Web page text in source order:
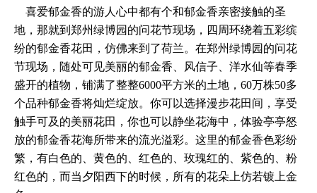
喜爱郁金香的游人心中都有个和郁金香亲密接触的圣
地，那就到郑州绿博园的问花节现场，四周环绕着五彩缤
纷的郁金香花田，仿佛来到了荷兰。在郑州绿博园的问花
节现场，随处可见美丽的郁金香、风信子、洋水仙等春季
盛开的植物，铺满了整整6000平方米的土地，60万株50多
个品种郁金香将灿烂绽放。你可以选择漫步花田间，享受
触手可及的美丽花田，你也可以静坐花海中，体验亭亭怒
放的郁金香花海所带来的流光溢彩。这里的郁金香色彩纷
繁，有白色的、黄色的、红色的、玫瑰红的、紫色的、粉
红色的，而当夕阳西下的时候，所有的花朵上仿若镀上金